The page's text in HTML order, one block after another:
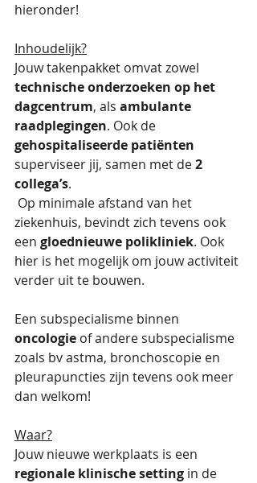
hieronder!
Inhoudelijk?
Jouw takenpakket omvat zowel
technische onderzoeken op het
dagcentrum, als ambulante
raadplegingen. Ook de
gehospitaliseerde patiënten
superviseer jij, samen met de 2
collega’s.
ziekenhuis, bevindt zich tevens ook
een gloednieuwe polikliniek. Ook
hier is het mogelijk om jouw activiteit
verder uit te bouwen.
Een subspecialisme binnen
oncologie of andere subspecialisme
zoals bv astma, bronchoscopie en
pleurapuncties zijn tevens ook meer
dan welkom!
Waar?
Jouw nieuwe werkplaats is een
regionale klinische setting in de